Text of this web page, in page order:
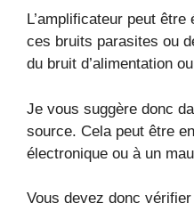
L’amplificateur peut être
ces bruits parasites ou
du bruit d’alimentation
Je vous suggère donc
source. Cela peut être
électronique ou à un
Vous devez donc